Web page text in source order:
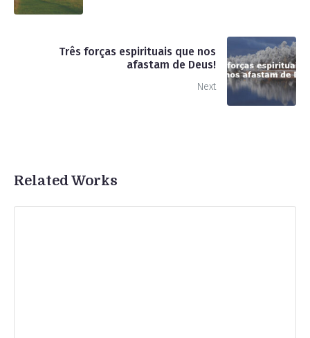
Três forças espirituais que nos
afastam de Deus!
Next
Related Works